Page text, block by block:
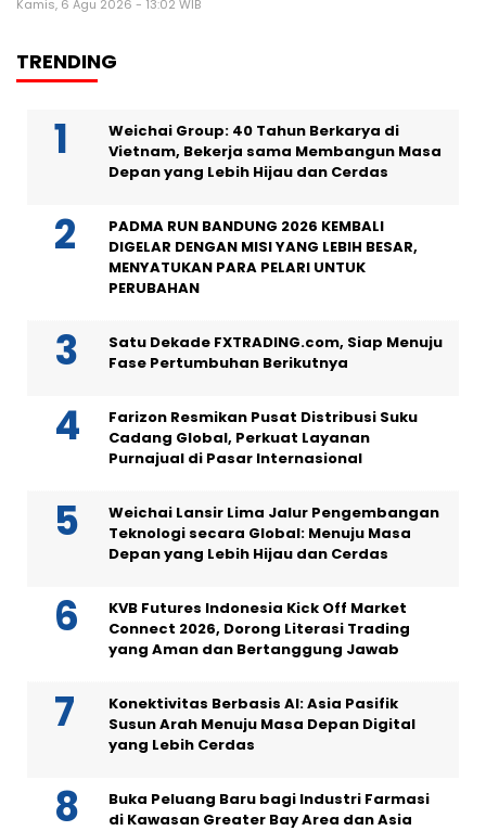
Kamis, 6 Agu 2026 - 13:02 WIB
TRENDING
Weichai Group: 40 Tahun Berkarya di
Vietnam, Bekerja sama Membangun Masa
Depan yang Lebih Hijau dan Cerdas
PADMA RUN BANDUNG 2026 KEMBALI
DIGELAR DENGAN MISI YANG LEBIH BESAR,
MENYATUKAN PARA PELARI UNTUK
PERUBAHAN
Satu Dekade FXTRADING.com, Siap Menuju
Fase Pertumbuhan Berikutnya
Farizon Resmikan Pusat Distribusi Suku
Cadang Global, Perkuat Layanan
Purnajual di Pasar Internasional
Weichai Lansir Lima Jalur Pengembangan
Teknologi secara Global: Menuju Masa
Depan yang Lebih Hijau dan Cerdas
KVB Futures Indonesia Kick Off Market
Connect 2026, Dorong Literasi Trading
yang Aman dan Bertanggung Jawab
Konektivitas Berbasis AI: Asia Pasifik
Susun Arah Menuju Masa Depan Digital
yang Lebih Cerdas
Buka Peluang Baru bagi Industri Farmasi
di Kawasan Greater Bay Area dan Asia